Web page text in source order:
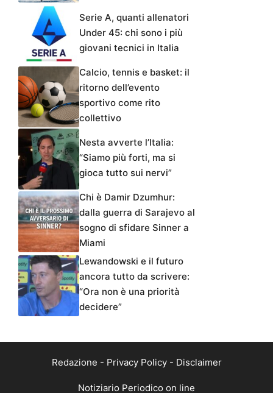
Serie A, quanti allenatori
Under 45: chi sono i più
giovani tecnici in Italia
Calcio, tennis e basket: il
ritorno dell’evento
sportivo come rito
collettivo
Nesta avverte l’Italia:
“Siamo più forti, ma si
gioca tutto sui nervi”
Chi è Damir Dzumhur:
dalla guerra di Sarajevo al
sogno di sfidare Sinner a
Miami
Lewandowski e il futuro
ancora tutto da scrivere:
“Ora non è una priorità
decidere”
Redazione - Privacy Policy- Disclaimer
Notiziario Periodico on line